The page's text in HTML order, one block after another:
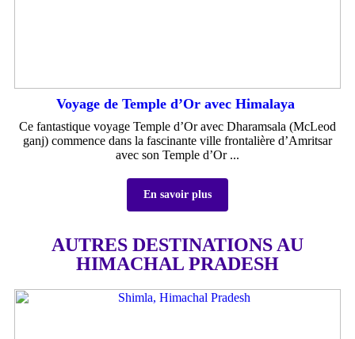
Voyage de Temple d’Or avec Himalaya
Ce fantastique voyage Temple d’Or avec Dharamsala (McLeod
ganj) commence dans la fascinante ville frontalière d’Amritsar
avec son Temple d’Or ...
En savoir plus
AUTRES DESTINATIONS AU
HIMACHAL PRADESH